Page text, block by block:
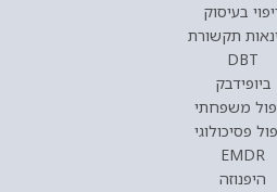
בעיסוק
תקשורת
DBT
ביופידבק
משפחתי
פסיכולוגי
EMDR
היפנוזה